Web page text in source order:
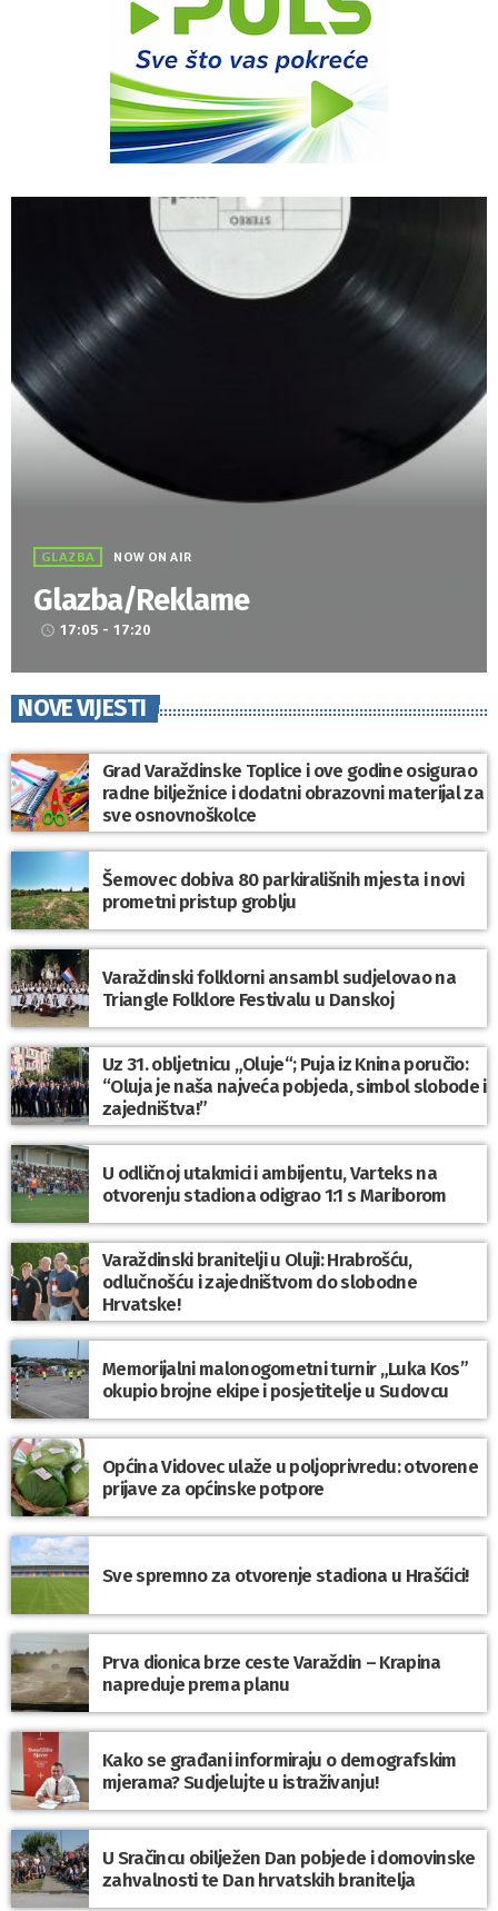
GLAZBA NOW ON AIR
Glazba/Reklame
access_time 17:05 - 17:20
NOVE VIJESTI
Grad Varaždinske Toplice i ove godine osigurao
radne bilježnice i dodatni obrazovni materijal za
sve osnovnoškolce
Šemovec dobiva 80 parkirališnih mjesta i novi
prometni pristup groblju
Varaždinski folklorni ansambl sudjelovao na
Triangle Folklore Festivalu u Danskoj
Uz 31. obljetnicu „Oluje“; Puja iz Knina poručio:
“Oluja je naša najveća pobjeda, simbol slobode i
zajedništva!”
U odličnoj utakmici i ambijentu, Varteks na
otvorenju stadiona odigrao 1:1 s Mariborom
Varaždinski branitelji u Oluji: Hrabrošću,
odlučnošću i zajedništvom do slobodne
Hrvatske!
Memorijalni malonogometni turnir „Luka Kos”
okupio brojne ekipe i posjetitelje u Sudovcu
Općina Vidovec ulaže u poljoprivredu: otvorene
prijave za općinske potpore
Sve spremno za otvorenje stadiona u Hrašćici!
Prva dionica brze ceste Varaždin – Krapina
napreduje prema planu
Kako se građani informiraju o demografskim
mjerama? Sudjelujte u istraživanju!
U Sračincu obilježen Dan pobjede i domovinske
zahvalnosti te Dan hrvatskih branitelja